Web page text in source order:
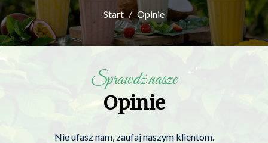
Start Opinie
Sprawdź nasze
Opinie
Nie ufasz nam, zaufaj naszym klientom.